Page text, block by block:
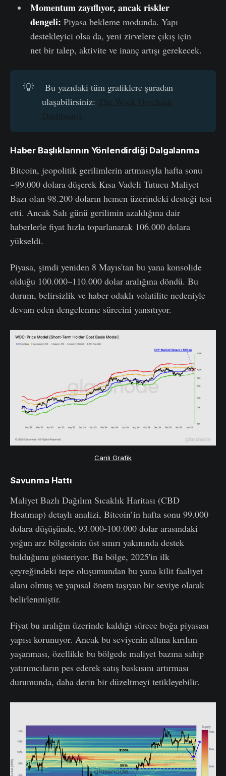
Momentum zayıflıyor, ancak riskler
dengeli: Piyasa bekleme modunda. Yapı
destekleyici olsa da, yeni zirvelere çıkış için
net bir talep, aktivite ve inanç artışı gerekecek.
💡
Bu yazıdaki tüm grafiklere şuradan
ulaşabilirsiniz: The Week On-chain
Dashboard.
Haber Başlıklarının Yönlendirdiği Dalgalanma
Bitcoin, jeopolitik gerilimlerin artmasıyla hafta sonu
~99.000 dolara düşerek Kısa Vadeli Tutucu Maliyet
Bazı olan 98.200 doların hemen üzerindeki desteği test
etti. Ancak Salı günü gerilimin azaldığına dair
haberlerle fiyat hızla toparlanarak 106.000 dolara
yükseldi.
Piyasa, şimdi yeniden 8 Mayıs'tan bu yana konsolide
olduğu 100.000–110.000 dolar aralığına döndü. Bu
durum, belirsizlik ve haber odaklı volatilite nedeniyle
devam eden dengelenme sürecini yansıtıyor.
Canlı Grafik
Savunma Hattı
Maliyet Bazlı Dağılım Sıcaklık Haritası (CBD
Heatmap) detaylı analizi, Bitcoin’in hafta sonu 99.000
dolara düşüşünde, 93.000-100.000 dolar arasındaki
yoğun arz bölgesinin üst sınırı yakınında destek
bulduğunu gösteriyor. Bu bölge, 2025'in ilk
çeyreğindeki tepe oluşumundan bu yana kilit faaliyet
alanı olmuş ve yapısal önem taşıyan bir seviye olarak
belirlenmiştir.
Fiyat bu aralığın üzerinde kaldığı sürece boğa piyasası
yapısı korunuyor. Ancak bu seviyenin altına kırılım
yaşanması, özellikle bu bölgede maliyet bazına sahip
yatırımcıların pes ederek satış baskısını artırması
durumunda, daha derin bir düzeltmeyi tetikleyebilir.